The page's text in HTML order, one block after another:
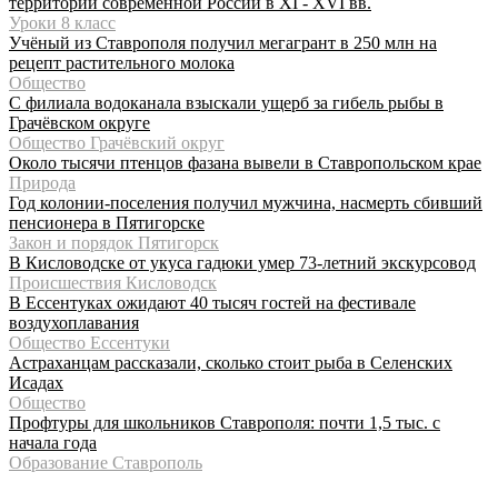
Уроки 8 класс
Учёный из Ставрополя получил мегагрант в 250 млн на
рецепт растительного молока
Общество
С филиала водоканала взыскали ущерб за гибель рыбы в
Грачёвском округе
Общество Грачёвский округ
Около тысячи птенцов фазана вывели в Ставропольском крае
Природа
Год колонии-поселения получил мужчина, насмерть сбивший
пенсионера в Пятигорске
Закон и порядок Пятигорск
В Кисловодске от укуса гадюки умер 73-летний экскурсовод
Происшествия Кисловодск
В Ессентуках ожидают 40 тысяч гостей на фестивале
воздухоплавания
Общество Ессентуки
Астраханцам рассказали, сколько стоит рыба в Селенских
Исадах
Общество
Профтуры для школьников Ставрополя: почти 1,5 тыс. с
начала года
Образование Ставрополь